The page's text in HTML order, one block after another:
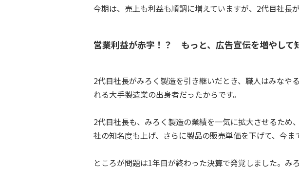
今期は、売上も利益も順調に増えていますが、2代目社長
営業利益が赤字！？ もっと、広告宣伝を増やして
2代目社長がみろく製造を引き継いだとき、職人はみな
れる大手製造業の出身者だったからです。
2代目社長も、みろく製造の業績を一気に拡大させるた
社の知名度も上げ、さらに製品の販売単価を下げて、今ま
ところが問題は1年目が終わった決算で発覚しました。